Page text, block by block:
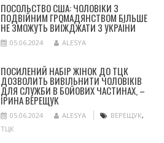
ПОСОЛЬСТВО США: ЧОЛОВІКИ З
ПОДВІЙНИМ ГРОМАДЯНСТВОМ БІЛЬШЕ
НЕ ЗМОЖУТЬ ВИЇЖДЖАТИ З УКРАЇНИ
05.06.2024 ALESYA
ПОСИЛЕНИЙ НАБІР ЖІНОК ДО ТЦК
ДОЗВОЛИТЬ ВИВІЛЬНИТИ ЧОЛОВІКІВ
ДЛЯ СЛУЖБИ В БОЙОВИХ ЧАСТИНАХ, –
ІРИНА ВЕРЕЩУК
05.06.2024 ALESYA ВЕРЕЩУК,
ТЦК